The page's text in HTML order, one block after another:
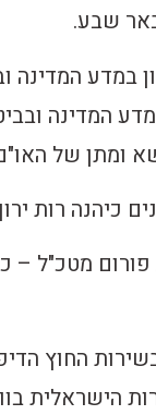
במדע המדינה
המדינה
ומתן של
כיהנה רות
פורום מטכ"ל
כ-20 שנה בשירות
הישראלית